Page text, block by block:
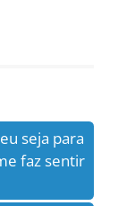
seja para
faz sentir